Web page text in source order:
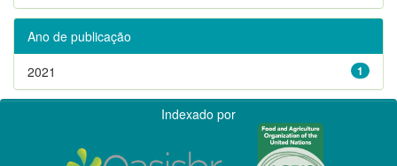
Ano de publicação
1
2021
Indexado por